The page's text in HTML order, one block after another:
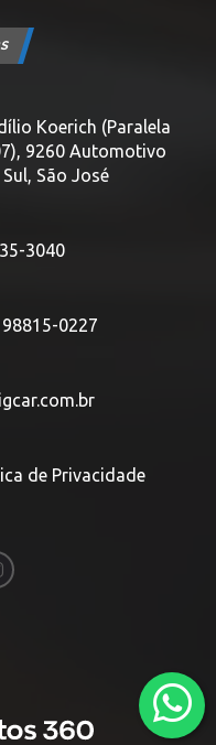
Koerich (Paralela
9260 Automotivo
São José
3040
98815-0227
de Privacidade